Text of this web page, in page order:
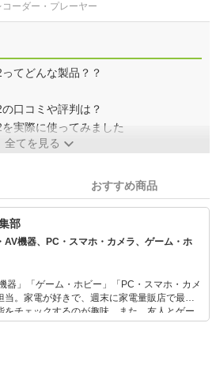
ーダー・プレーヤー
てどんな製品？？
口コミや評判は？
実際に使ってみました
全てを見る
おすすめ商品
部
AV機器、PC・スマホ・カメラ、ゲーム・ホ
器」「ゲーム・ホビー」「PC・スマホ・カメ
当。家電が好きで、週末に家電量販店で最新
をチェックするのが趣味。また、友人とゲー
がら、新作タイトルやイベント情報もいち早